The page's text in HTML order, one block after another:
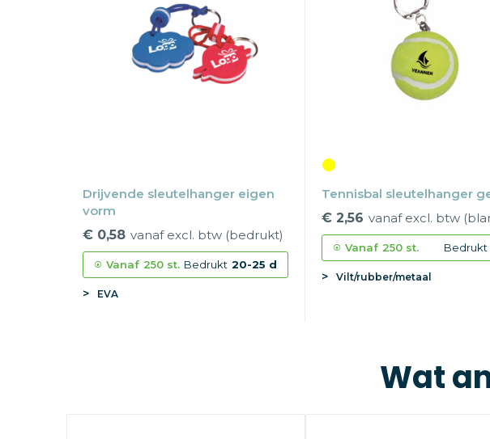
Drijvende sleutelhanger eigen
vorm
€ 0,58 vanaf excl. btw (bedrukt)
Vanaf 250 st. Bedrukt 20-25 d
EVA
Tennisbal sleutelhanger
€ 2,56 vanaf excl. btw
Vanaf 250 st. Bedrukt
Vilt/rubber/metaal
Wat